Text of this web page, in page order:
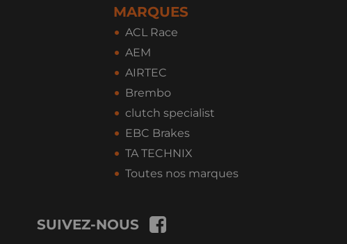
MARQUES
ACL Race
AEM
AIRTEC
Brembo
clutch specialist
EBC Brakes
TA TECHNIX
Toutes nos marques
SUIVEZ-NOUS